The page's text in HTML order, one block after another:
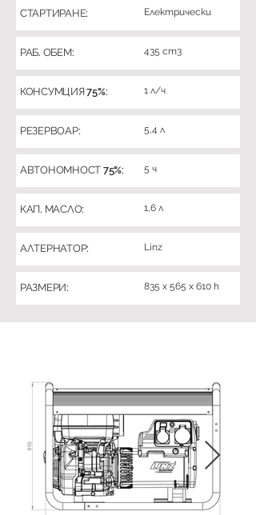
СТАРТИРАНЕ: Електрически
РАБ. ОБЕМ: 435 cm3
КОНСУМЦИЯ 75%: 1 л/ч
РЕЗЕРВОАР: 5,4 л
АВТОНОМНОСТ 75%: 5 ч
КАП. МАСЛО: 1,6 л
АЛТЕРНАТОР: Linz
РАЗМЕРИ: 835 x 565 x 610 h